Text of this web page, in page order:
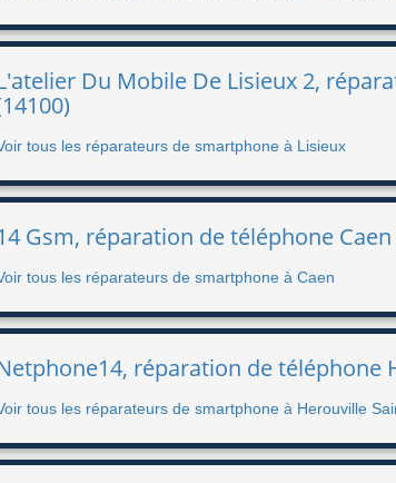
Du Mobile De Lisieux 2,
tous les réparateurs de smartphone à Lisieux
Gsm, réparation de téléphone Caen
tous les réparateurs de smartphone à Caen
réparation de téléphone
tous les réparateurs de smartphone à Herouville